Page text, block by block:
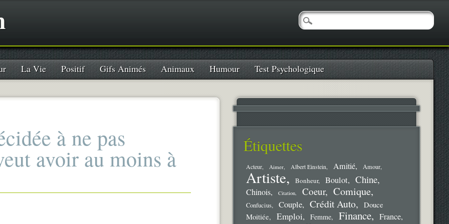
La Vie Positif Gifs Animés Animaux Humour Test Psychologique
à ne pas
avoir au moins à Étiquettes
Acteur Aimer Albert Einstein Amitié Amour
Artiste Bonheur Boulot Chine
Chinois Citation Coeur Comique
Confucius Couple Crédit Auto
Douce
Moitiée
Emploi Femme Finance France